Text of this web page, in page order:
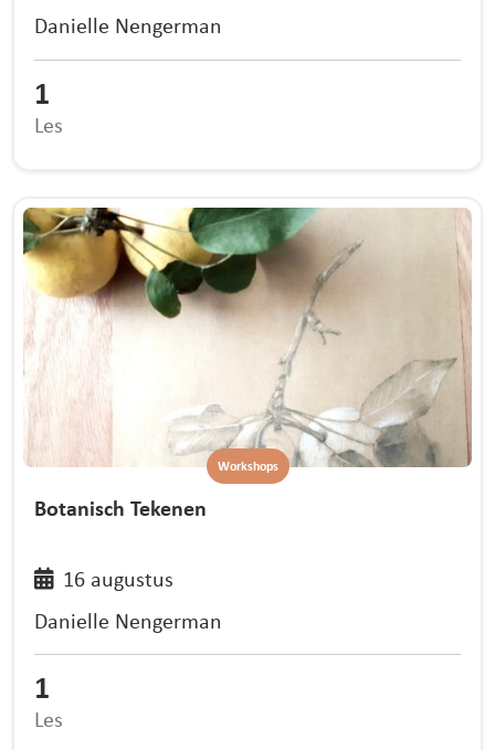
Danielle Nengerman
1
Les
Workshops
Botanisch Tekenen
16 augustus
Danielle Nengerman
1
Les